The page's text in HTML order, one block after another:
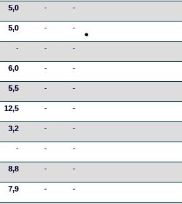
5,0 - -
5,0 - -
- - -
6,0 - -
5,5 - -
12,5 - -
3,2 - -
- - -
8,8 - -
7,9 - -